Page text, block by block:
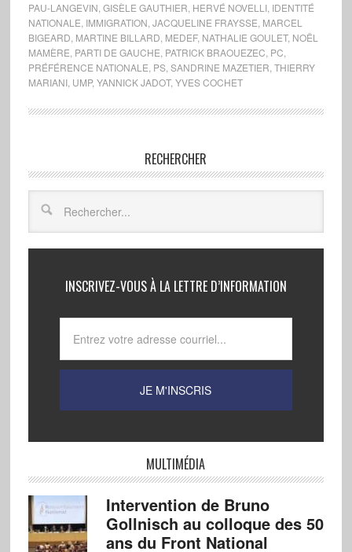
PAU-LANGEVIN GISÈLE GAUTHIER HERVÉ NOVELLI, IDENTITÉ
NATIONALE IMMIGRATION JACQUELINE FRAYSSE MARCEL
BIGEARD MARTINE BILLARD MEDEF, NATHALIE GOULET, NOËL
MAMÈRE PARTI DE GAUCHE PATRICK BRAOUEZEC PC
PRÉFÉRENCE NATIONALE PS, SANDRINE MAZETIER THIERRY
MARIANI, UMP, YANNICK JADOT, YVES COCHET
RECHERCHER
INSCRIVEZ-VOUS À LA LETTRE D’INFORMATION
MULTIMÉDIA
Intervention de Bruno
Gollnisch au colloque des 50
ans du Front National